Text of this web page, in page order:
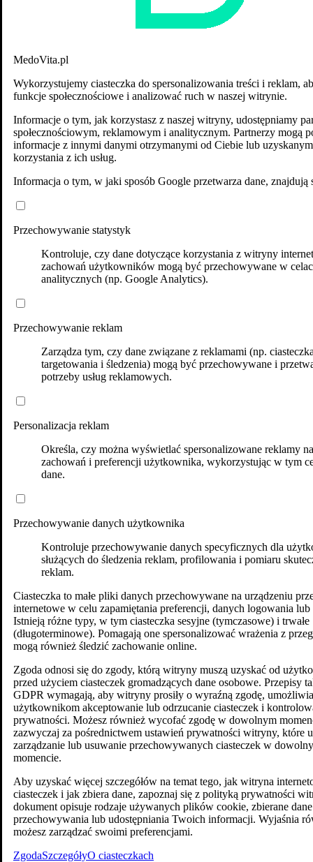
MedoVita.pl
Wykorzystujemy ciasteczka do spersonalizowania treści i reklam,
funkcje społecznościowe i analizować ruch w naszej witrynie.
Informacje o tym, jak korzystasz z naszej witryny, udostępniamy
społecznościowym, reklamowym i analitycznym. Partnerzy mogą
informacje z innymi danymi otrzymanymi od Ciebie lub
korzystania z ich usług.
Informacja o tym, w jaki sposób Google przetwarza dane, znajdują
Przechowywanie statystyk
Kontroluje, czy dane dotyczące korzystania z witryny
zachowań użytkowników mogą być przechowywane w
analitycznych (np. Google Analytics).
Przechowywanie reklam
Zarządza tym, czy dane związane z reklamami (np.
targetowania i śledzenia) mogą być przechowywane i
potrzeby usług reklamowych.
Personalizacja reklam
Określa, czy można wyświetlać spersonalizowane reklamy
zachowań i preferencji użytkownika, wykorzystując w tym
dane.
Przechowywanie danych użytkownika
Kontroluje przechowywanie danych specyficznych dla
służących do śledzenia reklam, profilowania i pomiaru
reklam.
Ciasteczka to małe pliki danych przechowywane na urządzeniu
internetowe w celu zapamiętania preferencji, danych logowania lub
Istnieją różne typy, w tym ciasteczka sesyjne (tymczasowe) i trwałe
(długoterminowe). Pomagają one spersonalizować wrażenia z
mogą również śledzić zachowanie online.
Zgoda odnosi się do zgody, którą witryny muszą uzyskać od
przed użyciem ciasteczek gromadzących dane osobowe. Przepisy
GDPR wymagają, aby witryny prosiły o wyraźną zgodę,
użytkownikom akceptowanie lub odrzucanie ciasteczek i
prywatności. Możesz również wycofać zgodę w dowolnym
zazwyczaj za pośrednictwem ustawień prywatności witryny, które
zarządzanie lub usuwanie przechowywanych ciasteczek w
momencie.
Aby uzyskać więcej szczegółów na temat tego, jak witryna
ciasteczek i jak zbiera dane, zapoznaj się z polityką prywatności
dokument opisuje rodzaje używanych plików cookie, zbierane
przechowywania lub udostępniania Twoich informacji. Wyjaśnia
możesz zarządzać swoimi preferencjami.
ZgodaSzczegółyO ciasteczkach